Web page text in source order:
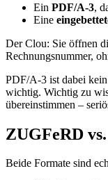
Ein PDF/A-3,
Eine
Der Clou: Sie öffnen
Rechnungsnummer,
PDF/A-3 ist dabei
wichtig. Wichtig zu
übereinstimmen –
ZUGFeRD
Beide Formate sind